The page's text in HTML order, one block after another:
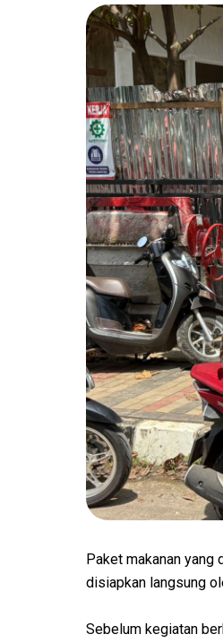
Paket makanan
disiapkan langsung
Sebelum kegiatan